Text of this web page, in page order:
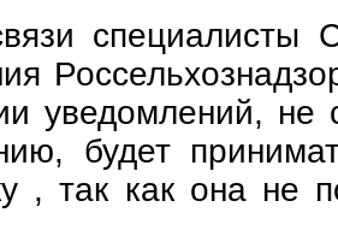
специалисты
уведомлений,
будет
, так как она не